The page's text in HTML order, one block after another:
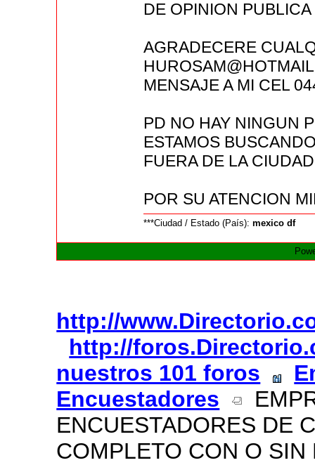
DE OPINION PUBLICA
AGRADECERE
MENSAJE A MI CEL
PD NO HAY NINGUN
ESTAMOS
FUERA DE LA CIUDAD
POR SU ATENCION
***Ciudad / Estado (País):mexico df
http://
http://
nuestros 101 foros
Encuestadores
ENCUESTADORES DE
COMPLETO CON O SIN